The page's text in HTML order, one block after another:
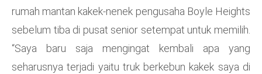
rumah mantan kakek-nenek pengusaha Boyle Heights
sebelum tiba di pusat senior setempat untuk memilih.
“Saya baru saja mengingat kembali apa yang
seharusnya terjadi yaitu truk berkebun kakek saya di